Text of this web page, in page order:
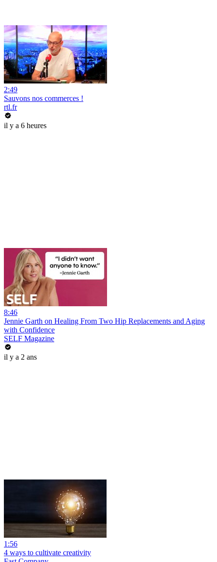
2:49
Sauvons nos commerces !
rtl.fr
il y a 6 heures
8:46
Jennie Garth on Healing From Two Hip Replacements and Aging
with Confidence
SELF Magazine
il y a 2 ans
1:56
4 ways to cultivate creativity